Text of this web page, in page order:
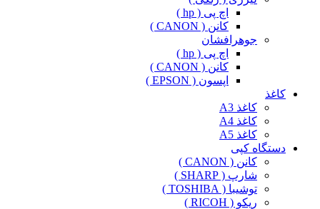
اچ پی ( hp )
کانن ( CANON )
جوهرافشان
اچ پی ( hp )
کانن ( CANON )
اپسون ( EPSON )
کاغذ
کاغذ A3
کاغذ A4
کاغذ A5
دستگاه کپی
کانن ( CANON )
شارپ ( SHARP )
توشیبا ( TOSHIBA )
ریکو ( RICOH )